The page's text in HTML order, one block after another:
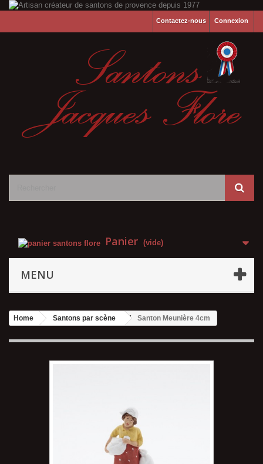
Connexion
Contactez-nous
Panier (vide)
MENU
Home Santons par scène Santon Meunière 4cm